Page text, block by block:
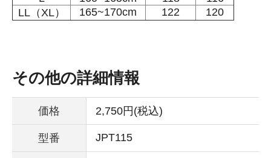
LL（XL）
165~170cm 122 120
その他の詳細情報
価格 2,750円(税込)
型番 JPT115